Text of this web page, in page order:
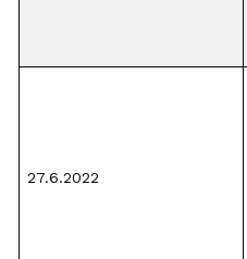
27.6.2022